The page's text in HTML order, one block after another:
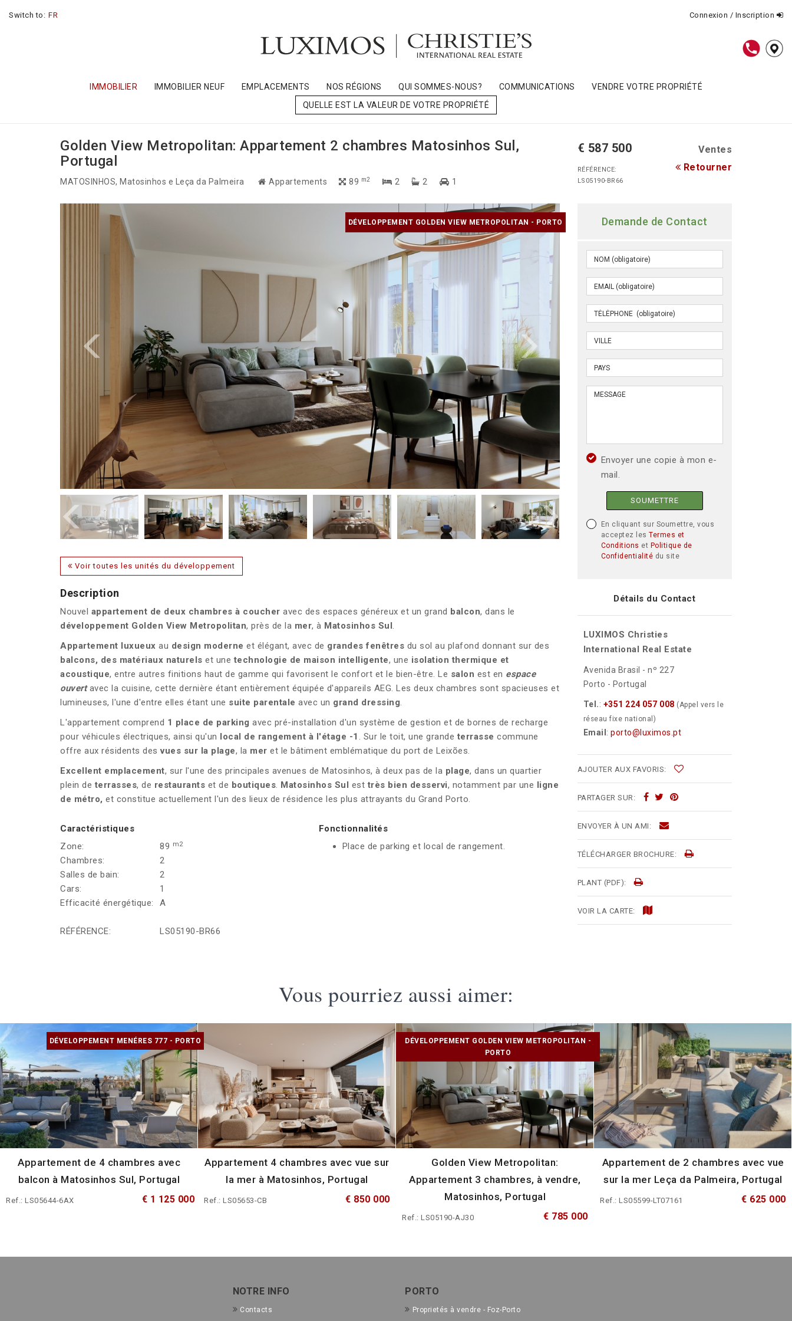
Switch to: FR Connexion / Inscription
IMMOBILIER IMMOBILIER NEUF EMPLACEMENTS NOS RÉGIONS QUI SOMMES-NOUS? COMMUNICATIONS
VENDRE VOTRE PROPRIÉTÉ
QUELLE EST LA VALEUR DE VOTRE PROPRIÉTÉ
Golden View Metropolitan: Appartement 2 chambres Matosinhos Sul,
Portugal
MATOSINHOS, Matosinhos e Leça da Palmeira Appartements 89 m2 2 2 1
€ 587 500 Ventes
RÉFÉRENCE:
LS05190-BR66
Retourner
DÉVELOPPEMENT GOLDEN VIEW METROPOLITAN - PORTO
Voir toutes les unités du développement
Description
Nouvel appartement de deux chambres à coucher avec des espaces généreux et un grand balcon, dans le
développement Golden View Metropolitan, près de la mer, à Matosinhos Sul.
Appartement luxueux au design moderne et élégant, avec de grandes fenêtres du sol au plafond donnant sur des
balcons, des matériaux naturels et une technologie de maison intelligente, une isolation thermique et
acoustique, entre autres finitions haut de gamme qui favorisent le confort et le bien-être. Le salon est en espace
ouvertavec la cuisine, cette dernière étant entièrement équipée d'appareils AEG. Les deux chambres sont spacieuses et
lumineuses, l'une d'entre elles étant une suite parentale avec un grand dressing.
L'appartement comprend 1 place de parking avec pré-installation d'un système de gestion et de bornes de recharge
pour véhicules électriques, ainsi qu'un local de rangement à l'étage -1 . Sur le toit, une grande terrasse commune
offre aux résidents desvues sur la plage, la mer et le bâtiment emblématique du port de Leixões.
Excellent emplacement, sur l'une des principales avenues de Matosinhos, à deux pas de la plage, dans un quartier
plein de terrasses, de restaurants et de boutiques. Matosinhos Sul est très bien desservi, notamment par une ligne
de métro, et constitue actuellement l'un des lieux de résidence les plus attrayants du Grand Porto.
Caractéristiques
Zone:
89 m2
Chambres:
2
Salles de bain:
2
Cars:
1
Efficacité énergétique:
A
RÉFÉRENCE: LS05190-BR66
Fonctionnalités
Place de parking et local de rangement.
Demande de Contact
Envoyer une copie à mon e-
mail.
SOUMETTRE
En cliquant sur Soumettre, vous
acceptez les Termes et
Conditions et Politique de
Confidentialité du site
Détails du Contact
LUXIMOS Christies
International Real Estate
Avenida Brasil - nº 227
Porto - Portugal
Tel.: +351 224 057 008 (Appel vers le
réseau fixe national)
Email : porto@luximos.pt
AJOUTER AUX FAVORIS:
PARTAGER SUR:
ENVOYER À UN AMI:
TÉLÉCHARGER BROCHURE:
PLANT (PDF):
VOIR LA CARTE:
Vous pourriez aussi aimer:
DÉVELOPPEMENT MENÉRES 777 - PORTO
Appartement de 4 chambres avec
balcon à Matosinhos Sul, Portugal
Ref.: LS05644-6AX € 1 125 000
Appartement 4 chambres avec vue sur
la mer à Matosinhos, Portugal
Ref.: LS05653-CB € 850 000
DÉVELOPPEMENT GOLDEN VIEW METROPOLITAN -
PORTO
Golden View Metropolitan:
Appartement 3 chambres, à vendre,
Matosinhos, Portugal
Ref.: LS05190-AJ30 € 785 000
Appartement de 2 chambres avec vue
sur la mer Leça da Palmeira, Portugal
Ref.: LS05599-LT07161 € 625 000
NOTRE INFO
Contacts
PORTO
Proprietés à vendre - Foz-Porto